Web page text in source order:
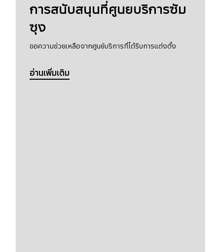
การสนับสนุนที่ศูนยบริการซัม
ซุง
ขอความช่วยเหลือจากศูนย์บริการที่ได้รับการแต่งตั้ง
อ่านเพิ่มเติม